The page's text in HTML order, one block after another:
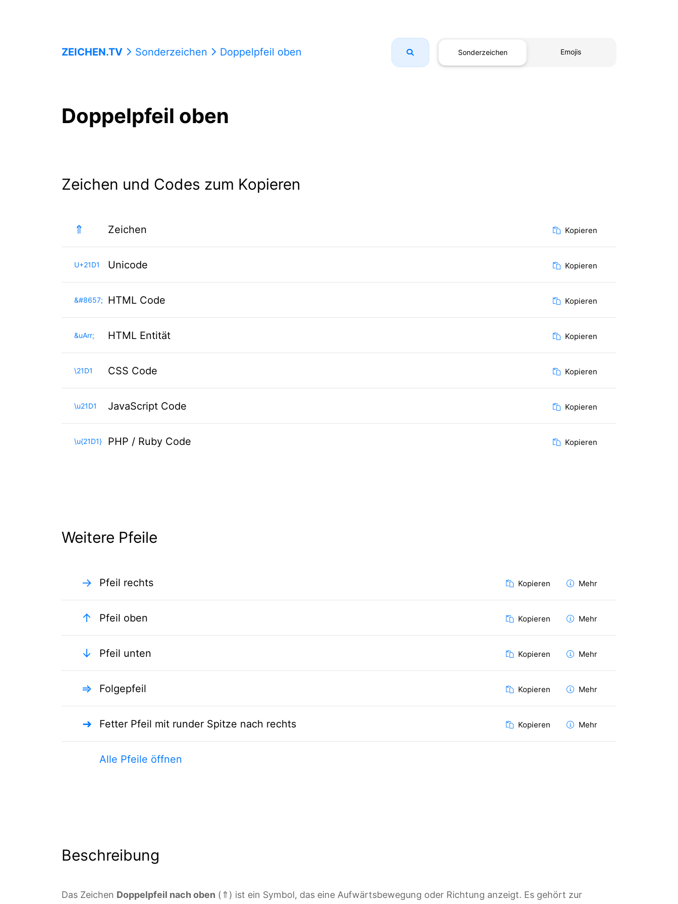
ZEICHEN.TV Sonderzeichen Doppelpfeil oben Sonderzeichen Emojis
Doppelpfeil oben
Zeichen und Codes zum Kopieren
⇑ Zeichen Kopieren
U+21D1 Unicode Kopieren
&#8657; HTML Code Kopieren
&uArr; HTML Entität Kopieren
\21D1 CSS Code Kopieren
\u21D1 JavaScript Code Kopieren
\u{21D1} PHP / Ruby Code Kopieren
Weitere Pfeile
→ Pfeil rechts Kopieren Mehr
↑ Pfeil oben Kopieren Mehr
↓ Pfeil unten Kopieren Mehr
⇒ Folgepfeil Kopieren Mehr
➜ Fetter Pfeil mit runder Spitze nach rechts Kopieren Mehr
Alle Pfeile öffnen
Beschreibung
Das Zeichen Doppelpfeil nach oben (⇑) ist ein Symbol, das eine Aufwärtsbewegung oder Richtung anzeigt. Es gehört zur